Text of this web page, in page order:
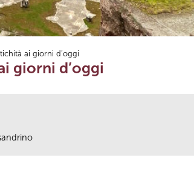
ai giorni d’oggi
giorni d’oggi